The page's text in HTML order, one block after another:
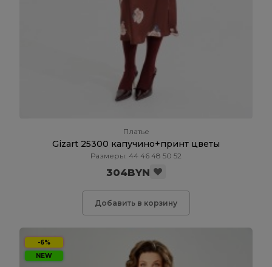
Платье
Gizart 25300 капучино+принт цветы
Размеры: 44 46 48 50 52
304BYN
Добавить в корзину
-6%
NEW